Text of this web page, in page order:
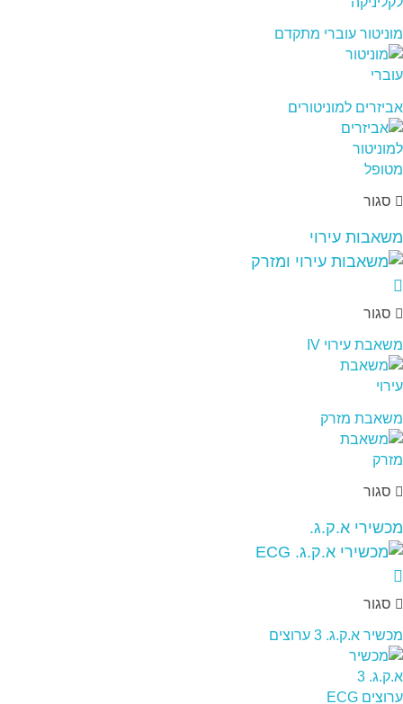
מוניטור עוברי מתקדם
אביזרים למוניטורים
סגור
משאבות עירוי
סגור
משאבת עירוי IV
משאבת מזרק
סגור
מכשירי א.ק.ג.
סגור
מכשיר א.ק.ג. 3 ערוצים